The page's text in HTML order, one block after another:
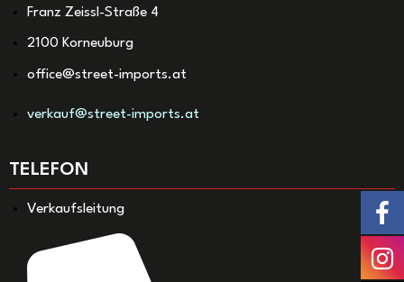
Franz Zeissl-Straße 4
2100 Korneuburg
office@street-imports.at
verkauf@street-imports.at
TELEFON
Verkaufsleitung